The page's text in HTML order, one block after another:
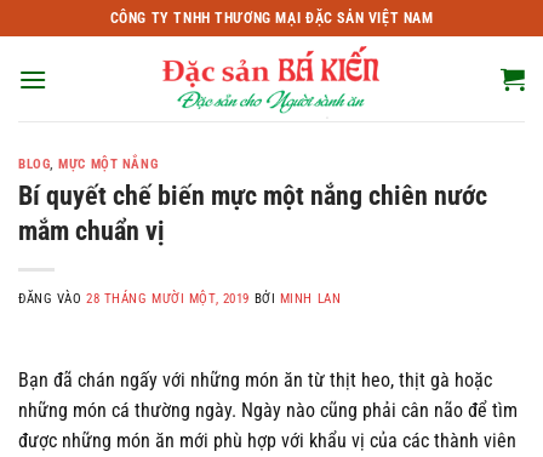
qua
nội
CÔNG TY TNHH THƯƠNG MẠI ĐẶC SẢN VIỆT NAM
BLOG,MỰC MỘT NẮNG
Bí quyết chế biến mực một nắng chiên nước
mắm chuẩn vị
ĐĂNG VÀO28 THÁNG MƯỜI MỘT, 2019 BỞI MINH LAN
Bạn đã chán ngấy với những món ăn từ thịt heo, thịt gà hoặc
những món cá thường ngày. Ngày nào cũng phải cân não để tìm
được những món ăn mới phù hợp với khẩu vị của các thành viên